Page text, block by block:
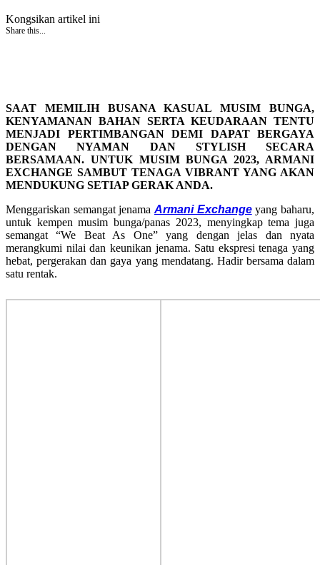
Kongsikan artikel ini
Share this...
SAAT MEMILIH BUSANA KASUAL MUSIM BUNGA,
KENYAMANAN BAHAN SERTA KEUDARAAN TENTU
MENJADI PERTIMBANGAN DEMI DAPAT BERGAYA
DENGAN NYAMAN DAN STYLISH SECARA
BERSAMAAN. UNTUK MUSIM BUNGA 2023, ARMANI
EXCHANGE SAMBUT TENAGA VIBRANT YANG AKAN
MENDUKUNG SETIAP GERAK ANDA.
Menggariskan semangat jenama Armani Exchangeyang baharu,
untuk kempen musim bunga/panas 2023, menyingkap tema juga
semangat “We Beat As One” yang dengan jelas dan nyata
merangkumi nilai dan keunikan jenama. Satu ekspresi tenaga yang
hebat, pergerakan dan gaya yang mendatang. Hadir bersama dalam
satu rentak.